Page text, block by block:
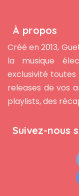
À propos
Créé en 2013,
la musique
exclusivité toutes
releases de vos
playlists, des
Suivez-nous